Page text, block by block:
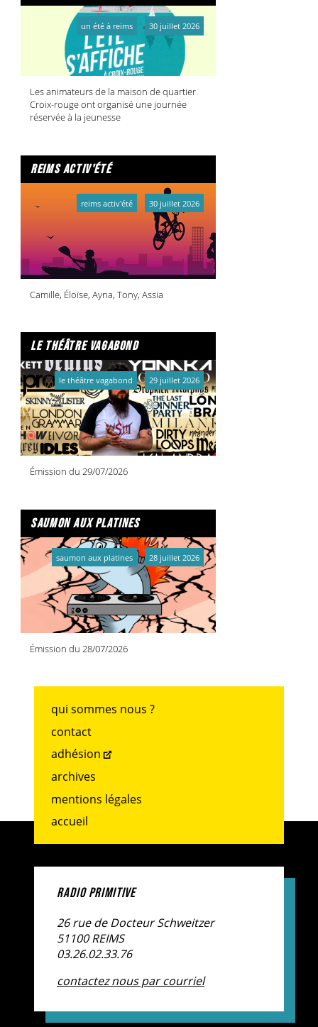
Les animateurs de la maison de quartier
Croix-rouge ont organisé une journée
réservée à la jeunesse
un été à reims 30 juillet 2026
reims activ'été
Camille, Éloïse, Ayna, Tony, Assia
reims activ'été 30 juillet 2026
le théâtre vagabond
Émission du 29/07/2026
le théâtre vagabond 29 juillet 2026
saumon aux platines
Émission du 28/07/2026
saumon aux platines 28 juillet 2026
qui sommes nous ?
contact
adhésion
archives
mentions légales
accueil
RADIO PRIMITIVE
26 rue de Docteur Schweitzer
51100 REIMS
03.26.02.33.76
contactez nous par courriel